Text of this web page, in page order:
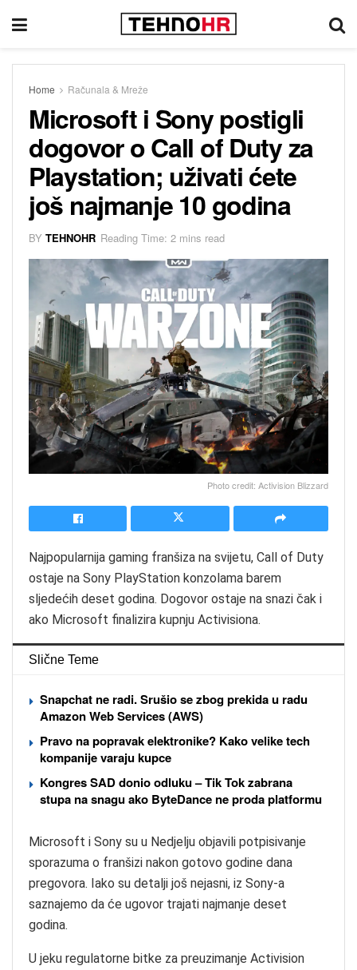
Home Računala & Mreže
Microsoft i Sony postigli
dogovor o Call of Duty za
Playstation; uživati ćete
još najmanje 10 godina
BY TEHNOHR Reading Time: 2 mins read
Photo credit: Activision Blizzard
Najpopularnija gaming franšiza na svijetu, Call of Duty
ostaje na Sony PlayStation konzolama barem
sljedećih deset godina. Dogovor ostaje na snazi čak i
ako Microsoft finalizira kupnju Activisiona.
Slične Teme
Snapchat ne radi. Srušio se zbog prekida u radu
Amazon Web Services (AWS)
Pravo na popravak elektronike? Kako velike tech
kompanije varaju kupce
Kongres SAD donio odluku – Tik Tok zabrana
stupa na snagu ako ByteDance ne proda platformu
Microsoft i Sony su u Nedjelju objavili potpisivanje
sporazuma o franšizi nakon gotovo godine dana
pregovora. Iako su detalji još nejasni, iz Sony-a
saznajemo da će ugovor trajati najmanje deset
godina.
U jeku regulatorne bitke za preuzimanje Activision